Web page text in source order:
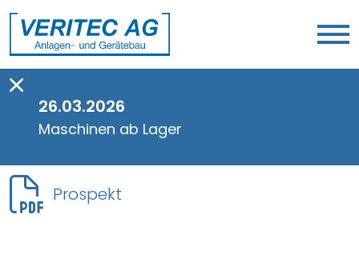
26.03.2026
Maschinen ab Lager
STATIONÄRE AUSFÜHRUNG
In Bearbeitung
Prospekt